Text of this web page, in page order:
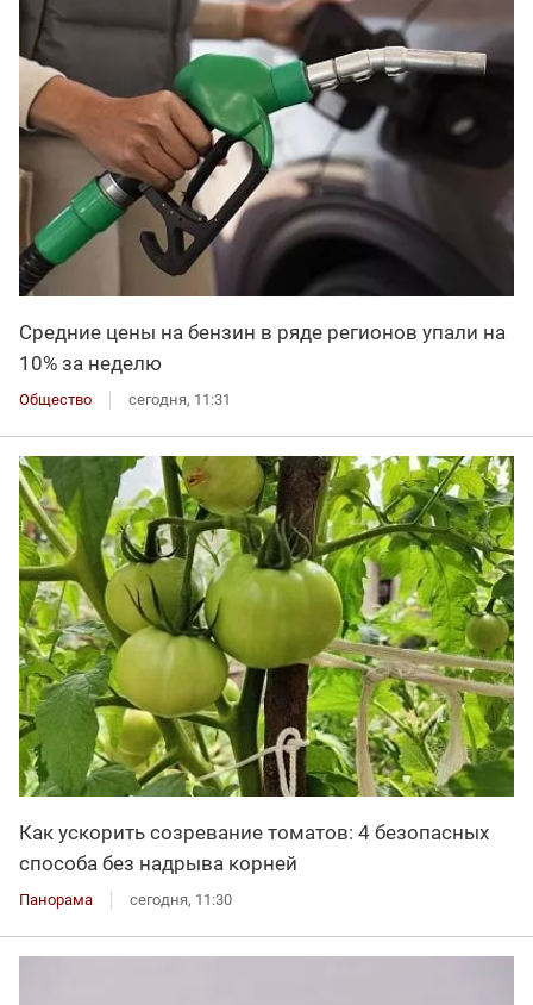
Средние цены на бензин в ряде регионов упали на
10% за неделю
Общество сегодня, 11:31
Как ускорить созревание томатов: 4 безопасных
способа без надрыва корней
Панорама сегодня, 11:30